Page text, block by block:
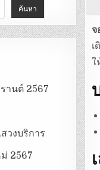
จ
เ
ใ
ค้นหา
านต์ 2567
วงบริการ
2567